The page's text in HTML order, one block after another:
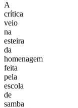
A
crítica
veio
na
esteira
da
homenagem
feita
pela
escola
de
samba